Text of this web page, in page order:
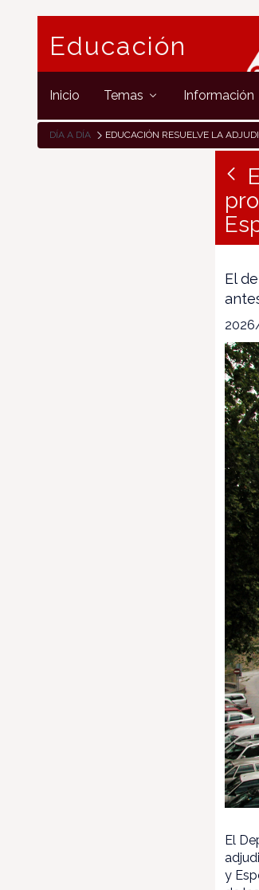
Educación
Inicio Temas Información
DÍA A DÍA EDUCACIÓN RESUELVE LA ADJUDICACIÓN DE 2.500 CONTRATOS DE PROFESORADO DE SECUNDARIA, ESCUELAS DE
El
El
y